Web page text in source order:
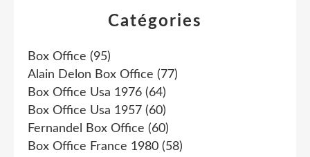
Catégories
Box Office (95)
Alain Delon Box Office (77)
Box Office Usa 1976 (64)
Box Office Usa 1957 (60)
Fernandel Box Office (60)
Box Office France 1980 (58)